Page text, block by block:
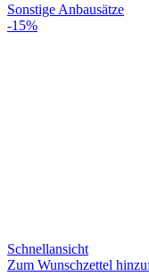
Sonstige Anbausätze
-15%
Schnellansicht
Zum Wunschzettel